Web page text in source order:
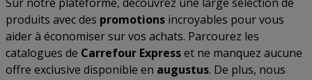
produits avec des promotions incroyables pour vous
aider à économiser sur vos achats. Parcourez les
catalogues de Carrefour Expresset ne manquez aucune
offre exclusive disponible en augustus. De plus, nous